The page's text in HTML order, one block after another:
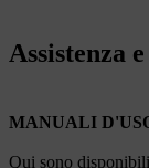
Assistenza
MANUALI
Qui sono